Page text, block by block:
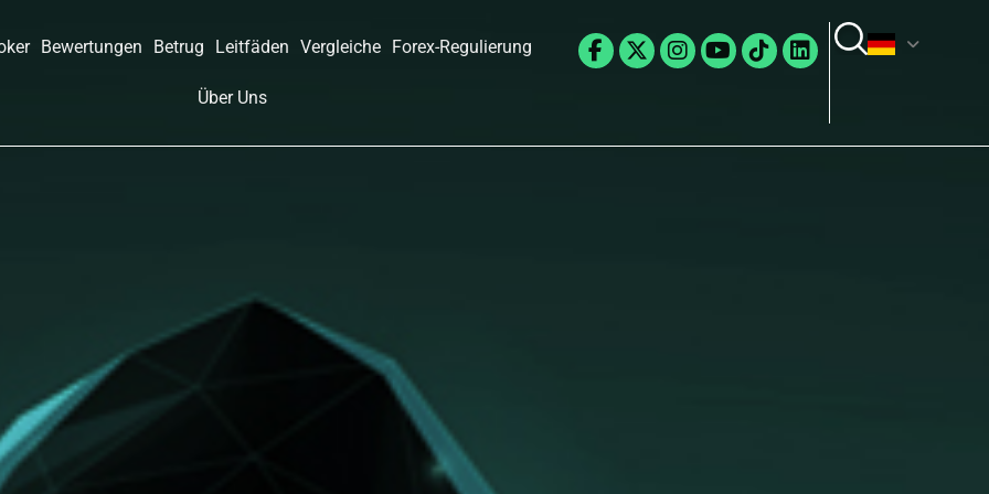
Bewertungen Betrug Leitfäden Vergleiche Forex-Regulierung
Über Uns
Facebook-
f
X-
twitter
Instagram
Youtube
TiktokLinkedin